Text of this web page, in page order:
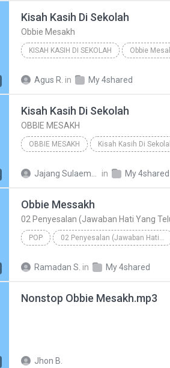
Kisah Kasih Di Sekolah
Obbie Mesakh
KISAH KASIH DI SEKOLAH Obbie
Agus R. in My 4shared
Kisah Kasih Di Sekolah
OBBIE MESAKH
OBBIE MESAKH Kisah Kasih Di
Jajang Sulaeman in My 4shared
Obbie Messakh
02 Penyesalan (Jawaban Hati Yang
POP 02 Penyesalan (Jawaban Hati Yang Teluka)
Ramadan S. in My 4shared
Nonstop Obbie Mesakh.mp3
Jhon B.